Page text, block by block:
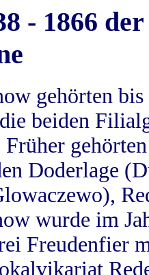
- 1866
gehörten
beiden
Doderlage
wurde im
Freudenfier